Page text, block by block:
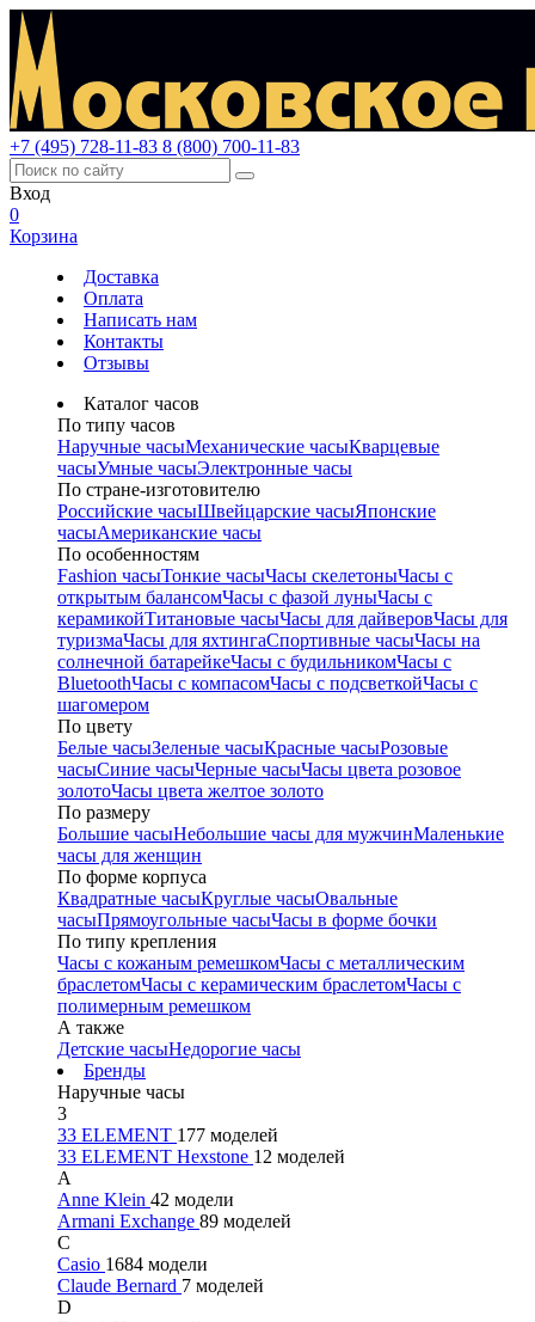
+7 (495) 728-11-83 8 (800) 700-11-83
Вход
0
Корзина
Доставка
Оплата
Написать нам
Контакты
Отзывы
Каталог часов
По типу часов
Наручные часыМеханические часыКварцевые
часыУмные часыЭлектронные часы
По стране-изготовителю
Российские часыШвейцарские часыЯпонские
часыАмериканские часы
По особенностям
Fashion часыТонкие часыЧасы скелетоныЧасы с
открытым балансомЧасы с фазой луныЧасы с
керамикойТитановые часыЧасы для дайверовЧасы для
туризмаЧасы для яхтингаСпортивные часыЧасы на
солнечной батарейкеЧасы с будильникомЧасы с
BluetoothЧасы с компасомЧасы с подсветкойЧасы с
шагомером
По цвету
Белые часыЗеленые часыКрасные часыРозовые
часыСиние часыЧерные часыЧасы цвета розовое
золотоЧасы цвета желтое золото
По размеру
Большие часыНебольшие часы для мужчинМаленькие
часы для женщин
По форме корпуса
Квадратные часыКруглые часыОвальные
часыПрямоугольные часыЧасы в форме бочки
По типу крепления
Часы с кожаным ремешкомЧасы с металлическим
браслетомЧасы с керамическим браслетомЧасы с
полимерным ремешком
А также
Детские часыНедорогие часы
Бренды
Наручные часы
3
33 ELEMENT 177 моделей
33 ELEMENT Hexstone 12 моделей
A
Anne Klein 42 модели
Armani Exchange 89 моделей
C
Casio 1684 модели
Claude Bernard 7 моделей
D